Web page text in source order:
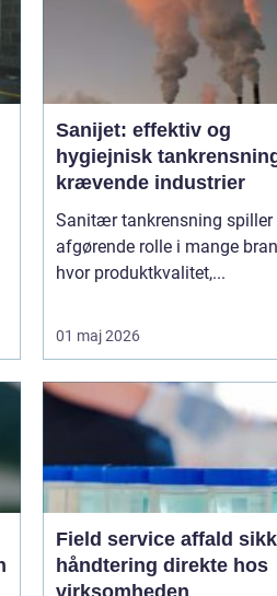
Sanijet: effektiv og
hygiejnisk
krævende industrier
Sanitær tankrensning spiller
afgørende rolle i mange
hvor produktkvalitet,...
01 maj 2026
Field service affald sikker
håndtering direkte hos